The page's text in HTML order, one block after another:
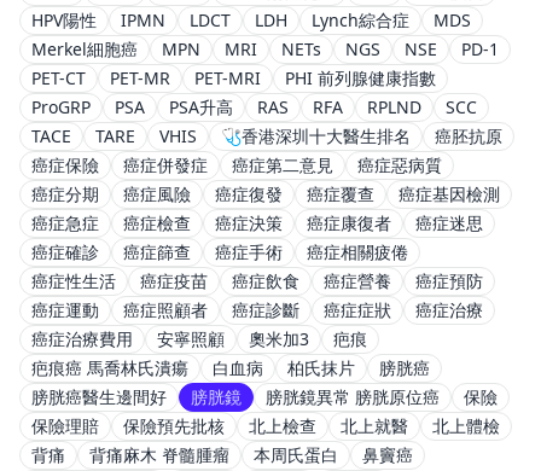
HPV陽性
IPMN LDCT LDH Lynch綜合症
MDS
Merkel細胞癌
MPN MRI NETs NGS NSE
PD-1
PET-CT
PET-MR PET-MRI
PHI 前列腺健康指數
ProGRP
PSA PSA升高 RAS RFA RPLND
SCC
TACE
TARE VHIS 🩺香港深圳十大醫生排名
癌胚抗原
癌症保險
癌症併發症 癌症第二意見
癌症惡病質
癌症分期
癌症風險 癌症復發 癌症覆查
癌症基因檢測
癌症急症
癌症檢查 癌症決策 癌症康復者
癌症迷思
癌症確診
癌症篩查 癌症手術
癌症相關疲倦
癌症性生活
癌症疫苗 癌症飲食 癌症營養
癌症預防
癌症運動
癌症照顧者 癌症診斷 癌症症狀
癌症治療
癌症治療費用
安寧照顧 奧米加3
疤痕
疤痕癌 馬喬林氏潰瘍
白血病 柏氏抹片
膀胱癌
膀胱癌醫生邊間好
膀胱鏡 膀胱鏡異常 膀胱原位癌
保險
保險理賠
保險預先批核 北上檢查 北上就醫
北上體檢
背痛
背痛麻木 脊髓腫瘤 本周氏蛋白
鼻竇癌